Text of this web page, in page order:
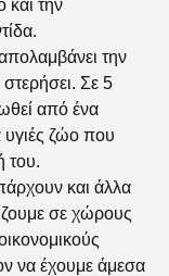
και την
Σε 5
από ένα
υγιές ζώο που
του.
σε χώρους
να έχουμε άμεσα